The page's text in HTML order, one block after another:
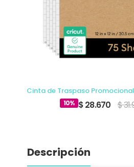
10% $ 28.670 $
Descripción